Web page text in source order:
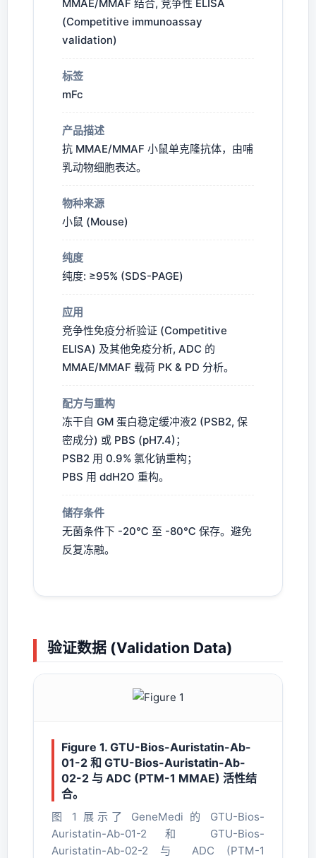
MMAE/MMAF 结合, 竞争性 ELISA
(Competitive immunoassay
validation)
标签
mFc
产品描述
抗 MMAE/MMAF 小鼠单克隆抗体，由哺
乳动物细胞表达。
物种来源
小鼠 (Mouse)
纯度
纯度: ≥95% (SDS-PAGE)
应用
竞争性免疫分析验证 (Competitive
ELISA) 及其他免疫分析, ADC 的
MMAE/MMAF 载荷 PK & PD 分析。
配方与重构
冻干自 GM 蛋白稳定缓冲液2 (PSB2, 保
密成分) 或 PBS (pH7.4)；
PSB2 用 0.9% 氯化钠重构；
PBS 用 ddH2O 重构。
储存条件
无菌条件下 -20℃ 至 -80℃ 保存。避免
反复冻融。
验证数据 (Validation Data)
Figure 1. GTU-Bios-Auristatin-Ab-
01-2 和 GTU-Bios-Auristatin-Ab-
02-2 与 ADC (PTM-1 MMAE) 活性结
合。
图 1 展示了 GeneMedi 的 GTU-Bios-
Auristatin-Ab-01-2 和 GTU-Bios-
Auristatin-Ab-02-2 与 ADC (PTM-1